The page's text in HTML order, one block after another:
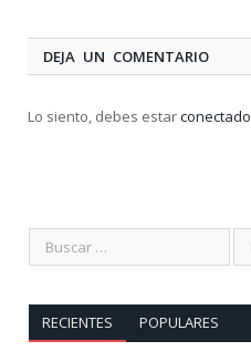
DEJA UN COMENTARIO
Lo siento, debes estarconectado
RECIENTES POPULARES